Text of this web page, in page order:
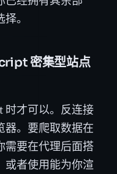
。
密集型站点
时才可以。反连接
器。要爬取数据在
需要在代理后面搭
或者使用能为你渲